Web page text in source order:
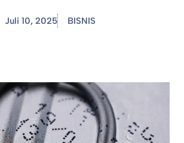
Juli 10, 2025 BISNIS